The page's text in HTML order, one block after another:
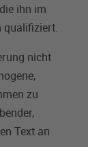
ihn im
qualifiziert.
nicht
zu
Text an